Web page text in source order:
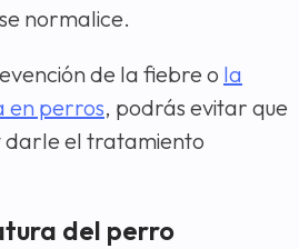
normalice.
de la fiebre o la
perros, podrás evitar que
el tratamiento
del perro